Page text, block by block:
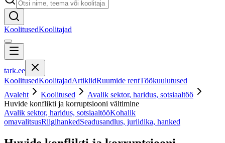
KoolitusedKoolitajad
tark.ee
KoolitusedKoolitajadArtiklidRuumide rentTöökuulutused
Avaleht
Koolitused
Avalik sektor, haridus, sotsiaaltöö
Huvide konflikti ja korruptsiooni vältimine
Avalik sektor, haridus, sotsiaaltööKohalik
omavalitsusRiigihankedSeadusandlus, juriidika, hanked